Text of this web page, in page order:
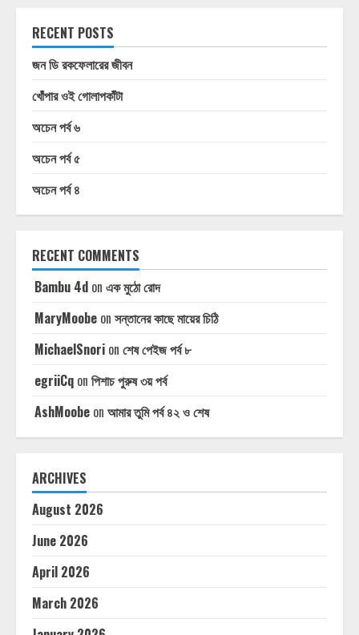
RECENT POSTS
জন ডি রকফেলারের জীবন
খোঁপার ওই গোলাপকাঁটা
অচেন পর্ব ৬
অচেন পর্ব ৫
অচেন পর্ব ৪
RECENT COMMENTS
Bambu 4d on এক মুঠো রোদ
MaryMoobe on সন্তানের কাছে মায়ের চিঠি
MichaelSnori on শেষ পেইজ পর্ব ৮
egriiCq on পিশাচ পুরুষ ৩য় পর্ব
AshMoobe on আমার তুমি পর্ব ৪২ ও শেষ
ARCHIVES
August 2026
June 2026
April 2026
March 2026